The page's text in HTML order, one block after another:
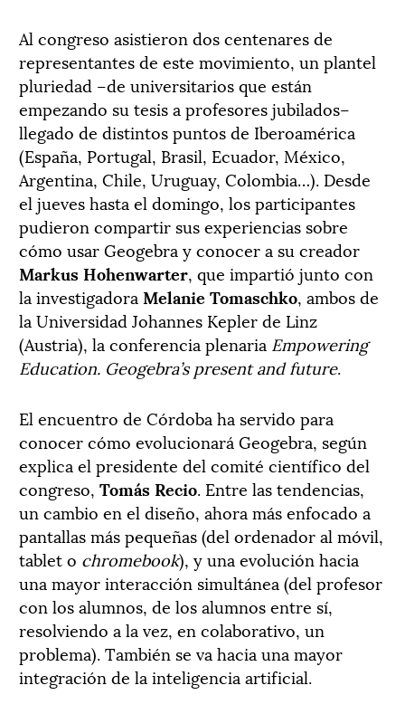
Al congreso asistieron dos centenares de
representantes de este movimiento, un plantel
pluriedad –de universitarios que están
empezando su tesis a profesores jubilados–
llegado de distintos puntos de Iberoamérica
(España, Portugal, Brasil, Ecuador, México,
Argentina, Chile, Uruguay, Colombia…). Desde
el jueves hasta el domingo, los participantes
pudieron compartir sus experiencias sobre
cómo usar Geogebra y conocer a su creador
Markus Hohenwarter, que impartió junto con
la investigadora Melanie Tomaschko, ambos de
la Universidad Johannes Kepler de Linz
(Austria), la conferencia plenaria Empowering
Education. Geogebra’s present and future.
El encuentro de Córdoba ha servido para
conocer cómo evolucionará Geogebra, según
explica el presidente del comité científico del
congreso, Tomás Recio. Entre las tendencias,
un cambio en el diseño, ahora más enfocado a
pantallas más pequeñas (del ordenador al móvil,
tablet o chromebook), y una evolución hacia
una mayor interacción simultánea (del profesor
con los alumnos, de los alumnos entre sí,
resolviendo a la vez, en colaborativo, un
problema). También se va hacia una mayor
integración de la inteligencia artificial.